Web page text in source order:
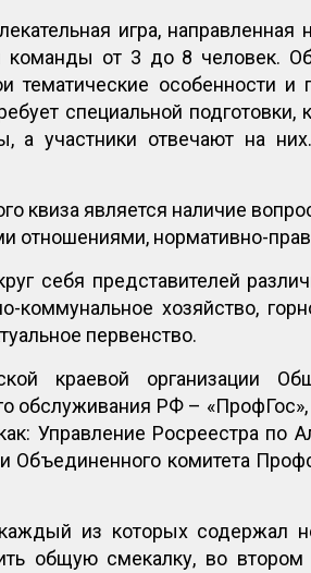
игра,
команды от 3 до 8 человек.
особенности и
специальной
а участники отвечают на
квиза является наличие
отношениями, нормативно-
себя представителей
коммунальное хозяйство,
первенство.
краевой организации
обслуживания РФ –
Управление Росреестра по
комитета
из которых содержал
общую смекалку, во